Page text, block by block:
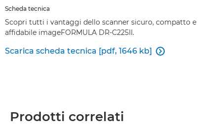
Scheda tecnica
Scopri tutti i vantaggi dello scanner sicuro, compatto e
affidabile imageFORMULA DR-C225II.
Scarica scheda tecnica [pdf, 1646 kb] 
Prodotti correlati